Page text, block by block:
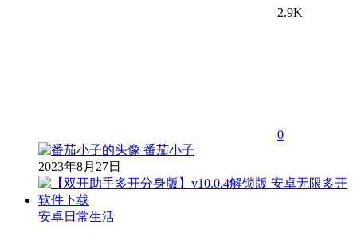
2.9K
0
番茄小子
2023年8月27日
安卓日常生活